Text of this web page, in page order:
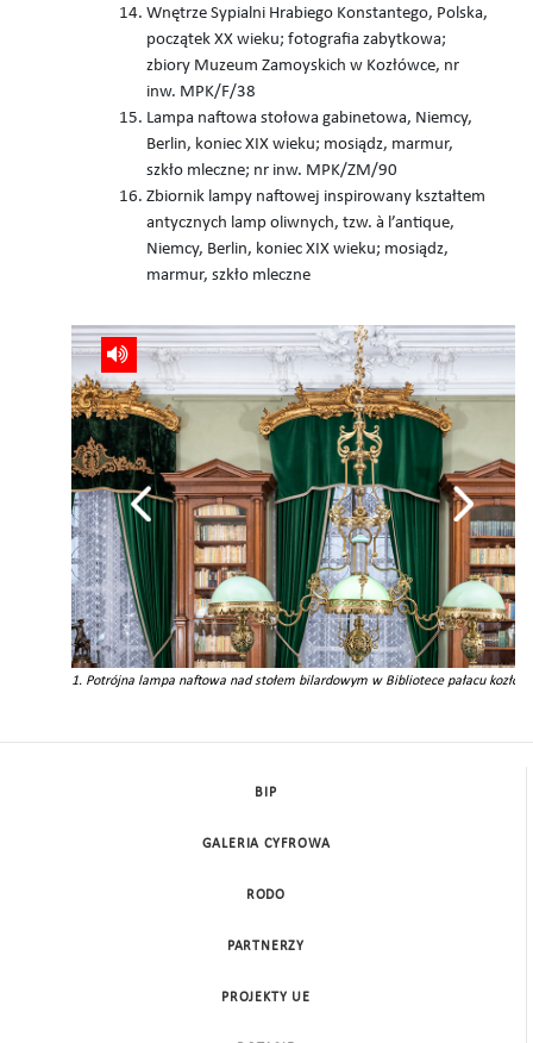
Wnętrze Sypialni Hrabiego Konstantego, Polska,
początek XX wieku; fotografia zabytkowa;
zbiory Muzeum Zamoyskich w Kozłówce, nr
inw. MPK/F/38
Lampa naftowa stołowa gabinetowa, Niemcy,
Berlin, koniec XIX wieku; mosiądz, marmur,
szkło mleczne; nr inw. MPK/ZM/90
Zbiornik lampy naftowej inspirowany kształtem
antycznych lamp oliwnych, tzw. à l’antique,
Niemcy, Berlin, koniec XIX wieku; mosiądz,
marmur, szkło mleczne
1. Potrójna lampa naftowa nad stołem bilardowym w Bibliotece pałacu
BIP
GALERIA CYFROWA
RODO
PARTNERZY
PROJEKTY UE